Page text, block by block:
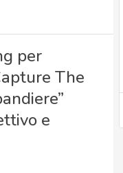
per
The
e